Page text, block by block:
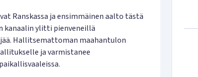
Ranskassa ja ensimmäinen aalto tästä
kanaalin ylitti pienveneillä
Hallitsemattoman maahantulon
ja varmistanee